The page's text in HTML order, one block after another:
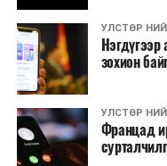
газар тоглох гоё
дугуй унаж, энэ
Улаанбаатар хот
оноос тэмдэглэж
цаг агаар онцгой
байлаа. Энэ өдөр
нийтийн тээврийн
УЛСТӨР
зохион
УЛСТӨР
Францад